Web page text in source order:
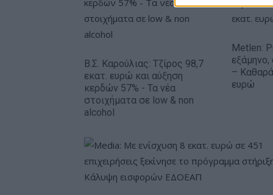
Β.Σ. Καρούλιας: Τζίρος 98,7
εκατ. ευρώ και αύξηση
κερδών 57% - Τα νέα
στοιχήματα σε low & non
alcohol
Metlen:
–
ευρώ